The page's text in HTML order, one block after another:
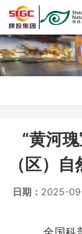
“黄河
（区）
日期： 2025-